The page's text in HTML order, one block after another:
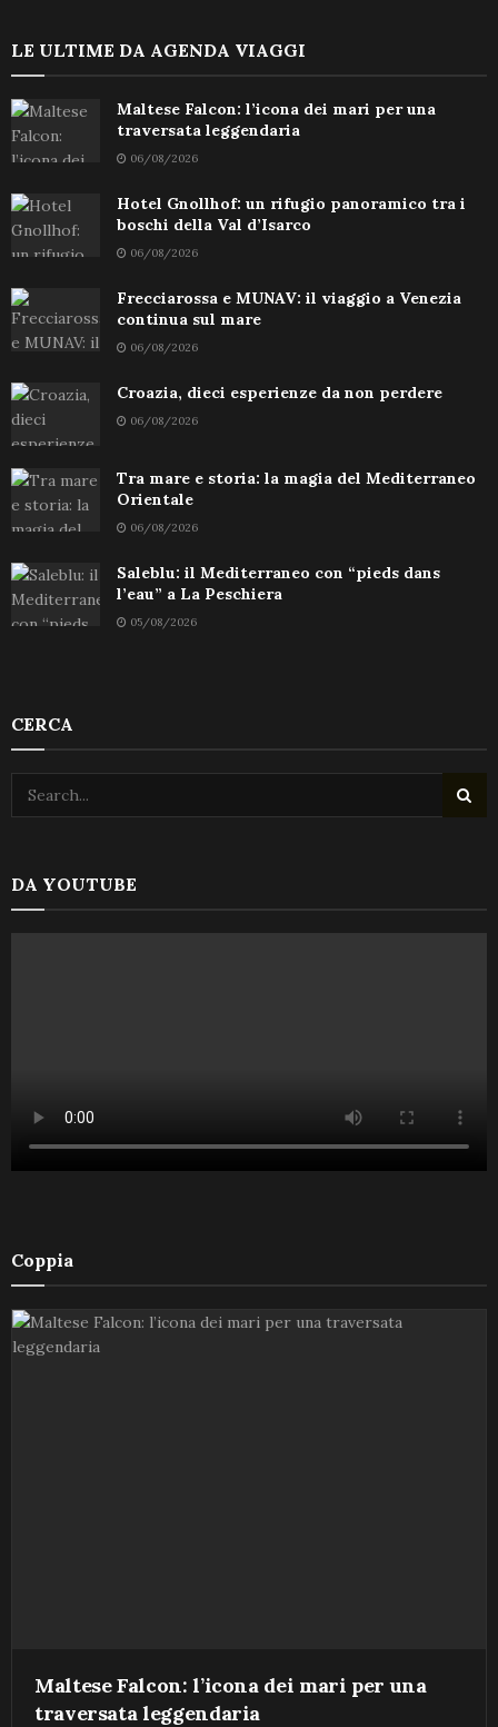
LE ULTIME DA AGENDA VIAGGI
Maltese Falcon: l’icona dei mari per una
traversata leggendaria
06/08/2026
Hotel Gnollhof: un rifugio panoramico tra i
boschi della Val d’Isarco
06/08/2026
Frecciarossa e MUNAV: il viaggio a Venezia
continua sul mare
06/08/2026
Croazia, dieci esperienze da non perdere
06/08/2026
Tra mare e storia: la magia del Mediterraneo
Orientale
06/08/2026
Saleblu: il Mediterraneo con “pieds dans
l’eau” a La Peschiera
05/08/2026
CERCA
DA YOUTUBE
Coppia
Maltese Falcon: l’icona dei mari per una
traversata leggendaria